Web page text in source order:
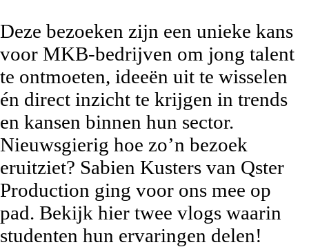
Deze bezoeken zijn een unieke kans
voor MKB-bedrijven om jong talent
te ontmoeten, ideeën uit te wisselen
én direct inzicht te krijgen in trends
en kansen binnen hun sector.
Nieuwsgierig hoe zo’n bezoek
eruitziet? Sabien Kusters van Qster
Production ging voor ons mee op
pad. Bekijk hier twee vlogs waarin
studenten hun ervaringen delen!